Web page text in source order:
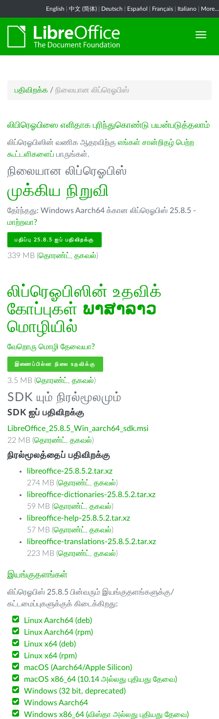
English 中文 (简体) Deutsch Español Français Italiano More...
பதிவிறக்க / நிலையான லிப்ரெஓபிஸ்
லிபிரெஓபிஸை எளிதாக புரிந்துகொண்டு பயன்படுத்தலாம்
லிப்ரெஓபிஸின் வணிக ஆதரவிற்கு எங்கள் சான்றிதழ் பெற்ற
கூட்டளிகளைப் பாருங்கள்.
நிலையான லிப்ரெஓபிஸ்
முக்கிய நிறுவி
தேர்ந்தது: Windows Aarch64 க்கான லிப்ரெஓபிஸ் 25.8.5 -
மாற்றவா?
பதிப்பு 25.8.5 ஐப் பதிவிறக்கு
339 MB (தொரண்ட் , தகவல்)
லிப்ரெஓபிஸின் உதவிக்
கோப்புகள் ພາສາລາວ
மொழியில்
வேறொரு மொழி தேவையா?
இணைப்பில்லா நிலை உதவிக்கு
3.5 MB (தொரண்ட் , தகவல்)
SDK யும் நிரல்மூலமும்
SDK ஐப் பதிவிறக்கு
LibreOffice_25.8.5_Win_aarch64_sdk.msi
22 MB (தொரண்ட் , தகவல்)
நிரல்மூலத்தைப் பதிவிறக்கு
libreoffice-25.8.5.2.tar.xz
274 MB (தொரண்ட் , தகவல்)
libreoffice-dictionaries-25.8.5.2.tar.xz
59 MB (தொரண்ட் , தகவல்)
libreoffice-help-25.8.5.2.tar.xz
57 MB (தொரண்ட் , தகவல்)
libreoffice-translations-25.8.5.2.tar.xz
223 MB (தொரண்ட் , தகவல்)
இயங்குதளங்கள்
லிப்ரெஓபிஸ் 25.8.5 பின்வரும் இயங்குதளங்களுக்கு/
கட்டமைப்புகளுக்குக் கிடைக்கிறது:
Linux Aarch64 (deb)
Linux Aarch64 (rpm)
Linux x64 (deb)
Linux x64 (rpm)
macOS (Aarch64/Apple Silicon)
macOS x86_64 (10.14 அல்லது புதியது தேவை)
Windows (32 bit, deprecated)
Windows Aarch64
Windows x86_64 (விஸ்தா அல்லது புதியது தேவை)